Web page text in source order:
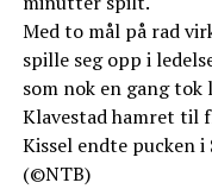
Med to mål på rad
spille seg opp i
som nok en gang tok
Klavestad hamret til
Kissel endte pucken
(©NTB)